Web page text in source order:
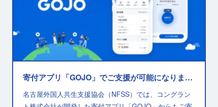
大阪・関西万博は大変盛り上がっており、愛・地球博の
総入場者数を超えたというニュースも出ていました。そ
の流れを受け、20年前の愛・地球博を振り返り、その…
寄付アプリ「GOJO」でご支援が可能になりました！
名古屋外国人共生支援協会（NFSS）では、コングラン